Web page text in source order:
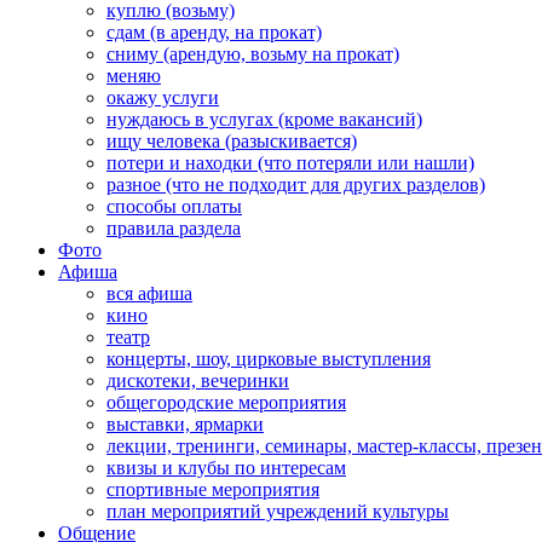
куплю (возьму)
сдам (в аренду, на прокат)
сниму (арендую, возьму на прокат)
меняю
окажу услуги
нуждаюсь в услугах (кроме вакансий)
ищу человека (разыскивается)
потери и находки (что потеряли или нашли)
разное (что не подходит для других разделов)
способы оплаты
правила раздела
Фото
Афиша
вся афиша
кино
театр
концерты, шоу, цирковые выступления
дискотеки, вечеринки
общегородские мероприятия
выставки, ярмарки
лекции, тренинги, семинары, мастер-классы,
квизы и клубы по интересам
спортивные мероприятия
план мероприятий учреждений культуры
Общение